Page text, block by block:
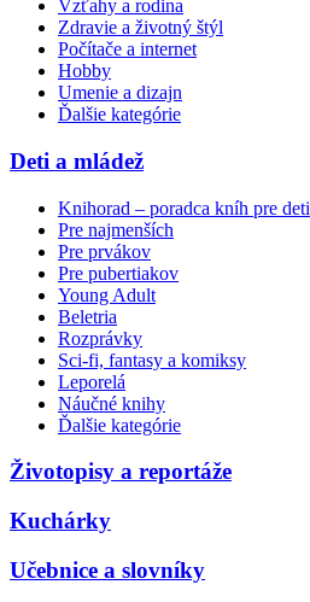
Vzťahy a rodina
Zdravie a životný štýl
Počítače a internet
Hobby
Umenie a dizajn
Ďalšie kategórie
Deti a mládež
Knihorad – poradca kníh pre deti
Pre najmenších
Pre prvákov
Pre pubertiakov
Young Adult
Beletria
Rozprávky
Sci-fi, fantasy a komiksy
Leporelá
Náučné knihy
Ďalšie kategórie
Životopisy a reportáže
Kuchárky
Učebnice a slovníky